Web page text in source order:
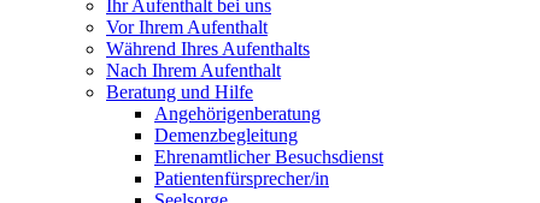
Ihr Aufenthalt bei uns
Vor Ihrem Aufenthalt
Während Ihres Aufenthalts
Nach Ihrem Aufenthalt
Beratung und Hilfe
Angehörigenberatung
Demenzbegleitung
Ehrenamtlicher Besuchsdienst
Patientenfürsprecher/in